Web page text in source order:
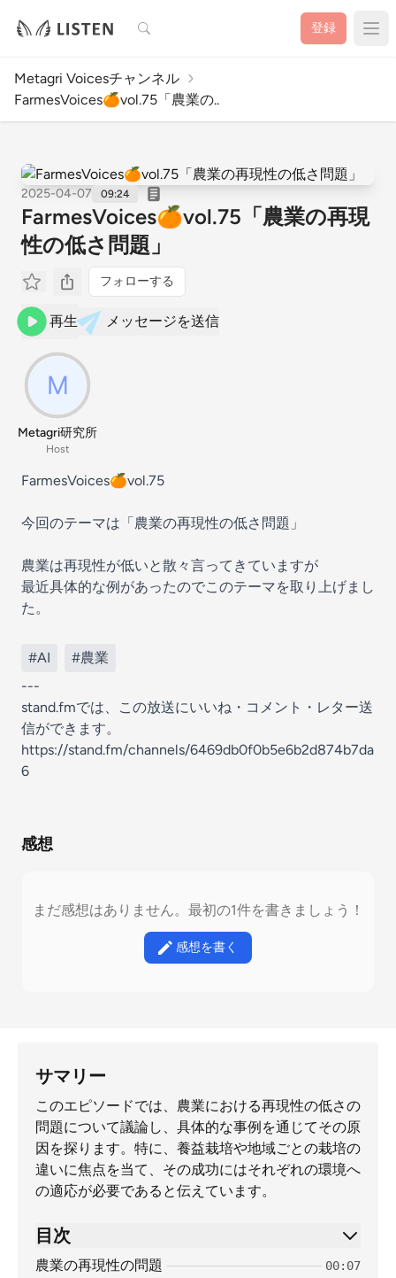
検索 登録
Metagri Voicesチャンネル
FarmesVoices🍊vol.75「農業の..
2025-04-07 09:24
FarmesVoices🍊vol.75「農業の再現
性の低さ問題」
フォローする
再生 メッセージを送信
Metagri研究所
Host
FarmesVoices🍊vol.75
今回のテーマは「農業の再現性の低さ問題」
農業は再現性が低いと散々言ってきていますが
最近具体的な例があったのでこのテーマを取り上げまし
た。
#AI
#農業
---
stand.fmでは、この放送にいいね・コメント・レター送
信ができます。
https://stand.fm/channels/6469db0f0b5e6b2d874b7da
6
感想
まだ感想はありません。最初の1件を書きましょう！
感想を書く
サマリー
このエピソードでは、農業における再現性の低さの
問題について議論し、具体的な事例を通じてその原
因を探ります。特に、養益栽培や地域ごとの栽培の
違いに焦点を当て、その成功にはそれぞれの環境へ
の適応が必要であると伝えています。
目次
農業の再現性の問題 00:07